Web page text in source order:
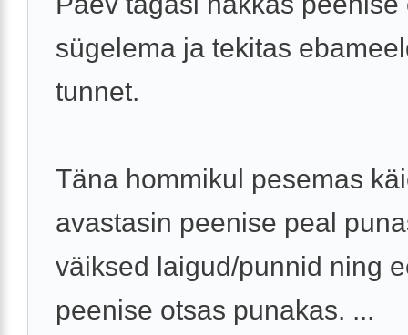
sügelema ja tekitas
tunnet.
Täna hommikul pesemas
avastasin peenise peal
väiksed laigud/punnid ning
peenise otsas punakas. ...